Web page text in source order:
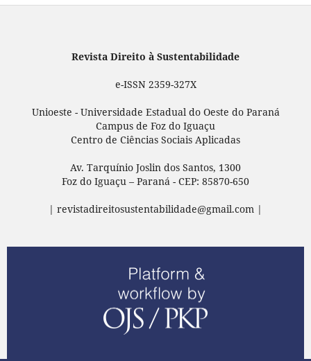
Revista Direito à Sustentabilidade
e-ISSN 2359-327X
Unioeste - Universidade Estadual do Oeste do Paraná
Campus de Foz do Iguaçu
Centro de Ciências Sociais Aplicadas
Av. Tarquínio Joslin dos Santos, 1300
Foz do Iguaçu – Paraná - CEP: 85870-650
| revistadireitosustentabilidade@gmail.com |